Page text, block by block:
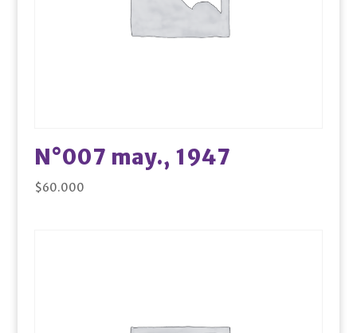
N°007 may., 1947
$60.000